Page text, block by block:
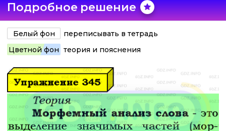
Подробное решение
Белый фон
переписывать в тетрадь
Цветной фон теория и пояснения